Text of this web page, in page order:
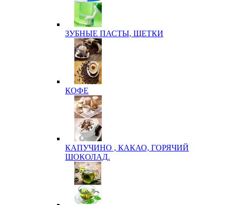
ЗУБНЫЕ ПАСТЫ, ЩЕТКИ
КОФЕ
КАПУЧИНО , КАКАО, ГОРЯЧИЙ
ШОКОЛАД.